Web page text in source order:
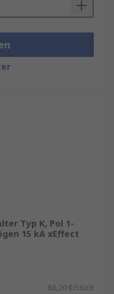
Typ K, Pol 1-
15 kA xEffect
83,20 €/Stück